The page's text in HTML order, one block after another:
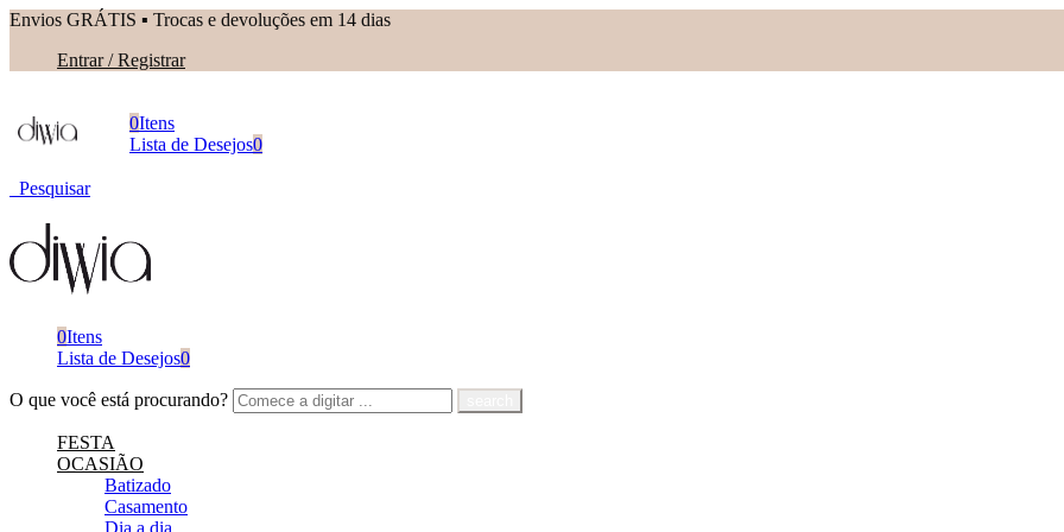
Envios GRÁTIS ▪︎ Trocas e devoluções em 14 dias
Entrar / Registrar
0Itens
Lista de Desejos0
Pesquisar
0Itens
Lista de Desejos0
O que você está procurando?
FESTA
OCASIÃO
Batizado
Casamento